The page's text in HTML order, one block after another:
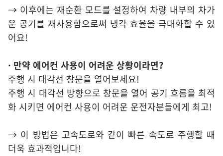
→ 이후에는 재순환 모드를 설정하여 차량 내부의 차가
운 공기를 재사용함으로써 냉각 효율을 극대화할 수 있
어요!
· 만약 에어컨 사용이 어려운 상황이라면?
주행 시 대각선 창문을 열어보세요!
주행 시 대각선 방향으로 창문을 열어 공기 흐름을 최적
화 시키면 에어컨 사용이 어려운 운전자분들에게 최고!
→ 이 방법은 고속도로와 같이 빠른 속도로 주행할 때
더욱 효과적입니다!